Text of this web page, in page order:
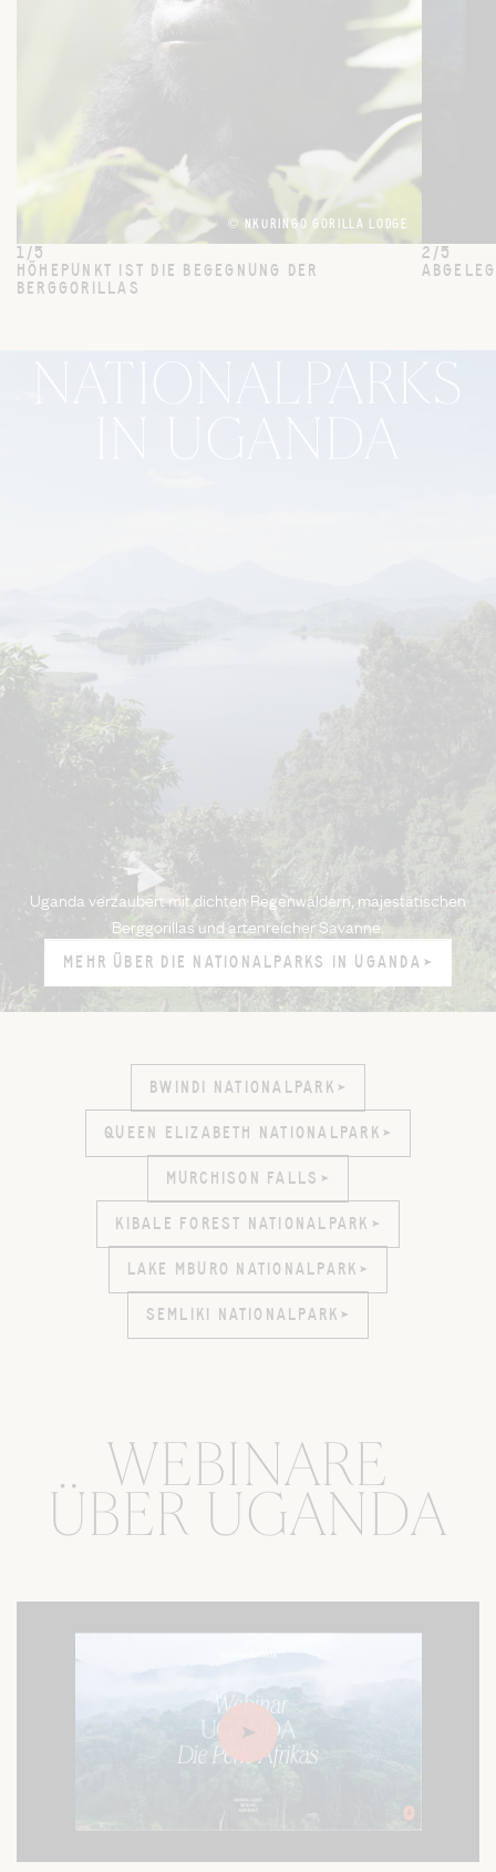
© NKURINGO GORILLA LODGE
1/5
HÖHEPUNKT IST DIE BEGEGNUNG DER
BERGGORILLAS
2/5
NATIONALPARKS
Uganda verzaubert mit dichten Regenwäldern, majestätischen
Berggorillas und artenreicher Savanne.
MEHR ÜBER DIE NATIONALPARKS IN UGANDA
MEHR ÜBER DIE NATIONALPARKS IN UGANDA
BWINDI NATIONALPARK
BWINDI NATIONALPARK
QUEEN ELIZABETH NATIONALPARK
QUEEN ELIZABETH NATIONALPARK
MURCHISON FALLS
MURCHISON FALLS
KIBALE FOREST NATIONALPARK
KIBALE FOREST NATIONALPARK
LAKE MBURO NATIONALPARK
LAKE MBURO NATIONALPARK
SEMLIKI NATIONALPARK
SEMLIKI NATIONALPARK
WEBINARE
ÜBER UGANDA
Play